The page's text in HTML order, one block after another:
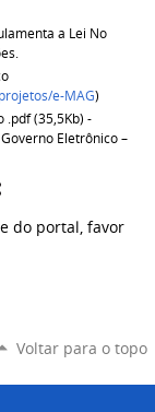
a Lei No
e-MAG)
.pdf (35,5Kb) -
Eletrônico –
do portal, favor
Voltar para o topo